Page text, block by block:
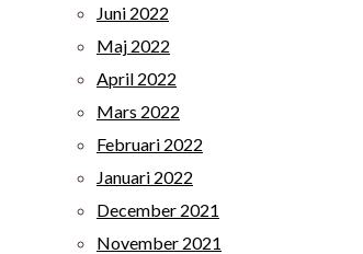
Juni 2022
Maj 2022
April 2022
Mars 2022
Februari 2022
Januari 2022
December 2021
November 2021